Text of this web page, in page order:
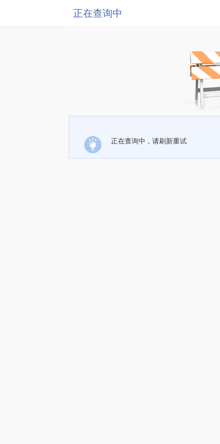
正在查询中
正在查询中，请刷新重试